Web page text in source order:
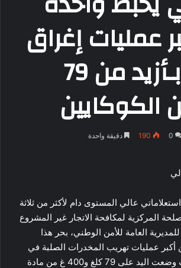
عمليات إغراق
الجزائر بـأزيد من 79
الكوكايين
0
190 دقيقة واحدة
عالي المستوى دام لأكثر من ثلاثة
المركزية لمكافحة الاتجار غير المشروع
العامة للأمن الوطني، بحر هذا
أكبر عمليات تهريب المخدرات الصلبة في
تاريخ الجزائر، حيث وضعت اليد على 79 كلغ و400 غ من مادة